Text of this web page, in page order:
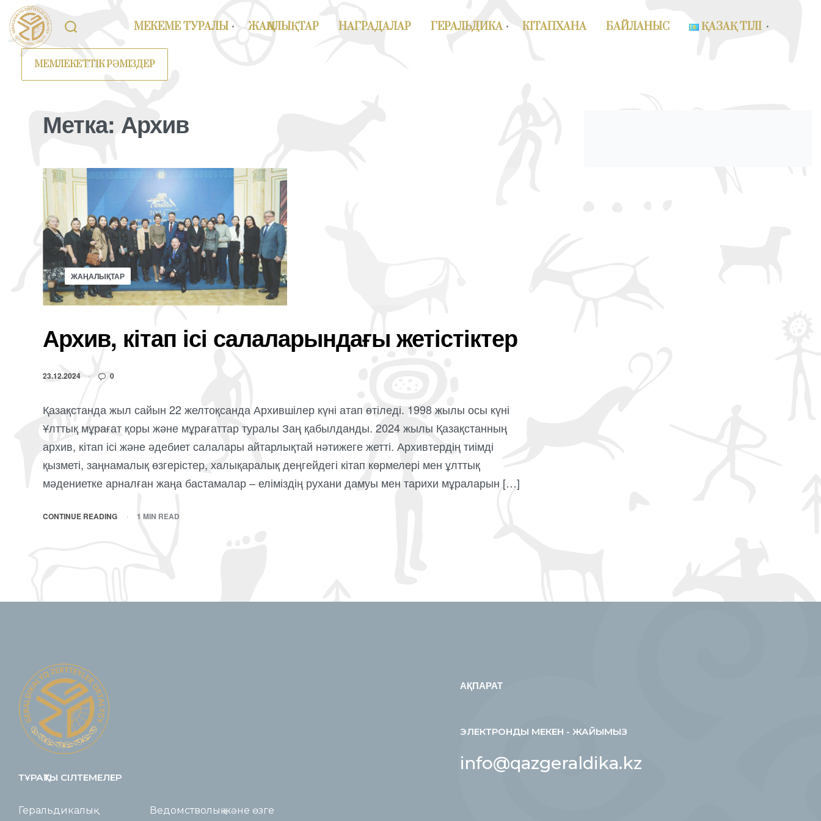
МЕКЕМЕ ТУРАЛЫ ЖАҢАЛЫҚТАР НАГРАДАЛАР ГЕРАЛЬДИКА КІТАПХАНА БАЙЛАНЫС ҚАЗАҚ ТІЛІ
МЕМЛЕКЕТТІК РӘМІЗДЕР
Метка: Архив
ЖАҢАЛЫҚТАР
Архив, кітап ісі салаларындағы жетістіктер
23.12.2024 0
Қазақстанда жыл сайын 22 желтоқсанда Архившілер күні атап өтіледі. 1998 жылы осы күні
Ұлттық мұрағат қоры және мұрағаттар туралы Заң қабылданды. 2024 жылы Қазақстанның
архив, кітап ісі және әдебиет салалары айтарлықтай нәтижеге жетті. Архивтердің тиімді
қызметі, заңнамалық өзгерістер, халықаралық деңгейдегі кітап көрмелері мен ұлттық
мәдениетке арналған жаңа бастамалар – еліміздің рухани дамуы мен тарихи мұраларын […]
CONTINUE READING 1 MIN READ
ТҰРАҚТЫ СІЛТЕМЕЛЕР
Геральдикалық Ведомстволық және өзге
АҚПАРАТ
ЭЛЕКТРОНДЫ МЕКЕН - ЖАЙЫМЫЗ
info@qazgeraldika.kz